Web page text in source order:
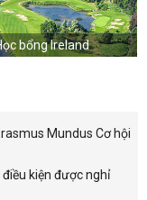
bổng Ireland
Mundus Cơ hội
kiện được nghỉ